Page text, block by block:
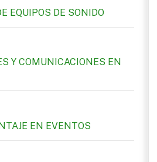
EQUIPOS DE SONIDO
Y COMUNICACIONES EN
EN EVENTOS